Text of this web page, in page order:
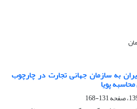
به سازمان جهانی تجارت در چارچوب
پویا
131-168